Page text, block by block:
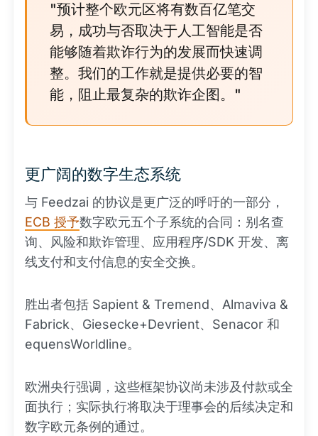
"预计整个欧元区将有数百亿笔交
易，成功与否取决于人工智能是否
能够随着欺诈行为的发展而快速调
整。我们的工作就是提供必要的智
能，阻止最复杂的欺诈企图。"
更广阔的数字生态系统
与 Feedzai 的协议是更广泛的呼吁的一部分，
ECB 授予数字欧元五个子系统的合同：别名查
询、风险和欺诈管理、应用程序/SDK 开发、离
线支付和支付信息的安全交换。
胜出者包括 Sapient & Tremend、Almaviva &
Fabrick、Giesecke+Devrient、Senacor 和
equensWorldline。
欧洲央行强调，这些框架协议尚未涉及付款或全
面执行；实际执行将取决于理事会的后续决定和
数字欧元条例的通过。